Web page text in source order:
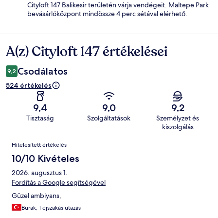
Cityloft 147 Balikesir területén várja vendégeit. Maltepe Park
bevásárlóközpont mindössze 4 perc sétával elérhető.
Értékelések
A(z) Cityloft 147 értékelései
9,2 Csodálatos
524 értékelés
9,4
Tisztaság
9,0
Szolgáltatások
9,2
Személyzet és
kiszolgálás
Értékelések
Hitelesített értékelés
10/10 Kivételes
2026. augusztus 1.
Fordítás a Google segítségével
Güzel ambiyans,
Burak, 1 éjszakás utazás